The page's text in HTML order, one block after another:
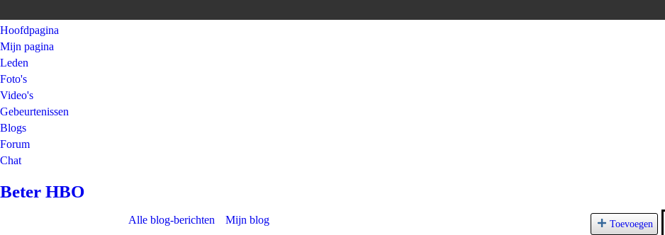
Hoofdpagina
Mijn pagina
Leden
Foto's
Video's
Gebeurtenissen
Blogs
Forum
Chat
Beter HBO
Alle blog-berichten Mijn blog Toevoegen